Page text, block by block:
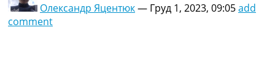
Олександр Яцентюк— Груд 1, 2023, 09:05add
comment